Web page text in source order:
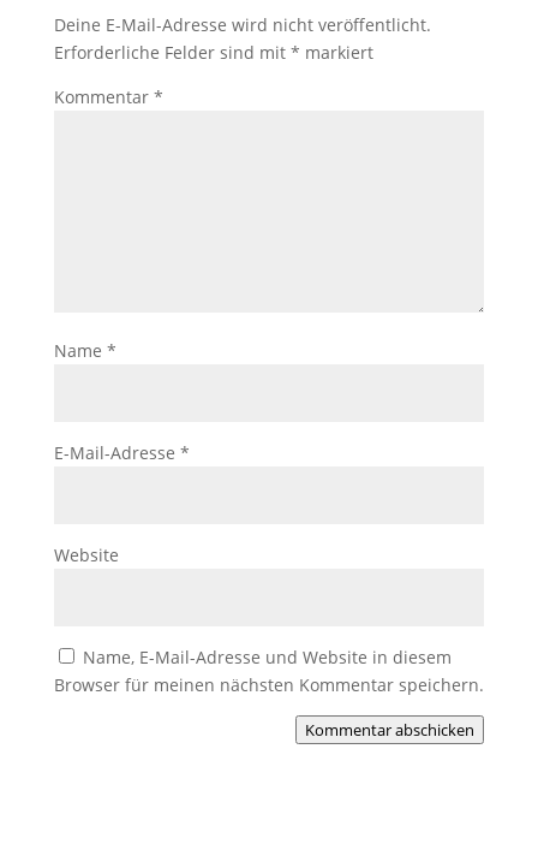
Deine E-Mail-Adresse wird nicht veröffentlicht.
Erforderliche Felder sind mit * markiert
Kommentar *
Name *
E-Mail-Adresse *
Website
Name, E-Mail-Adresse und Website in diesem
Browser für meinen nächsten Kommentar speichern.
Kommentar abschicken